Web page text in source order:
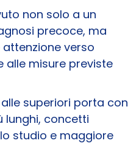
non solo a un
precoce, ma
verso
alle misure previste
superiori porta con
lunghi, concetti
studio e maggiore